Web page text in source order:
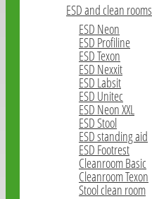
ESD and clean rooms
ESD Neon
ESD Profiline
ESD Texon
ESD Nexxit
ESD Labsit
ESD Unitec
ESD Neon XXL
ESD Stool
ESD standing aid
ESD Footrest
Cleanroom Basic
Cleanroom Texon
Stool clean room